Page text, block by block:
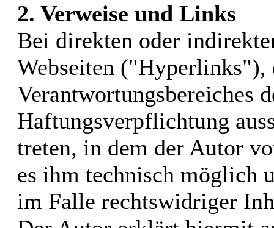
2. Verweise und Links
Bei direkten oder
Webseiten ("Hyperlinks"),
Verantwortungsbereiches
Haftungsverpflichtung
treten, in dem der Autor
es ihm technisch möglich
im Falle rechtswidriger